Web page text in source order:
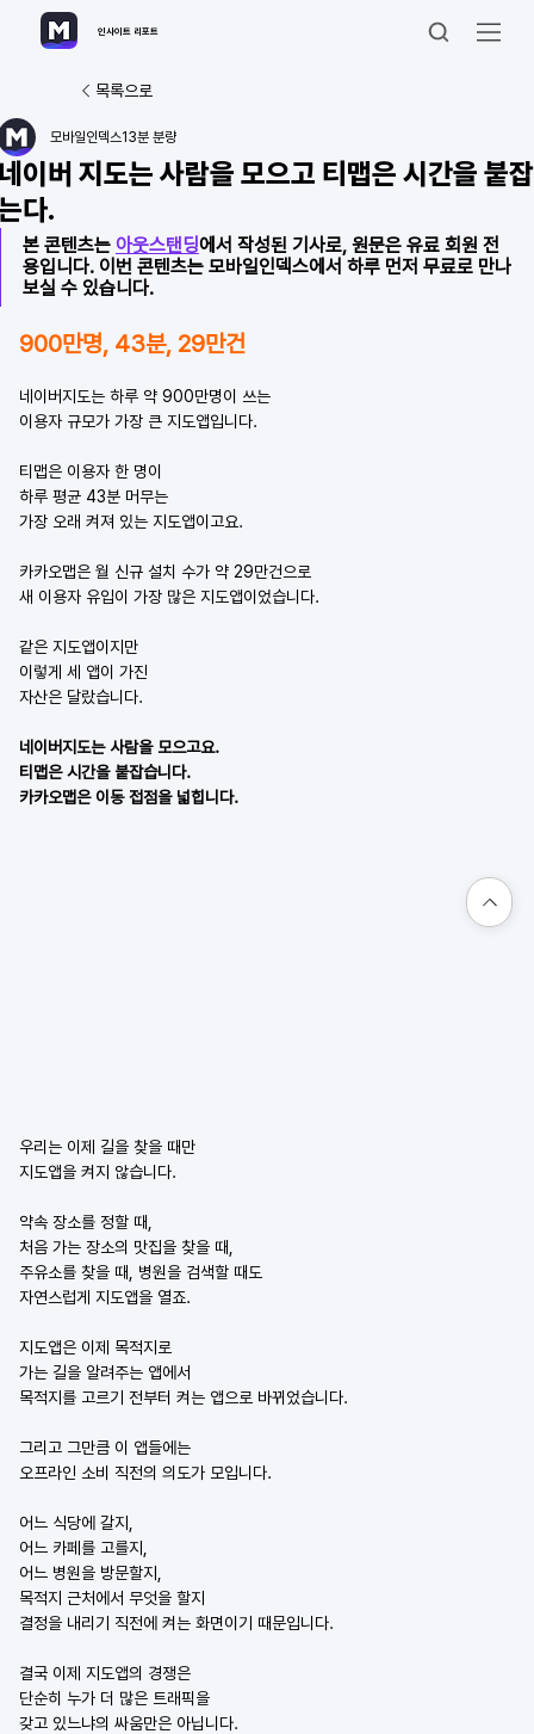
인사이트 리포트
목록으로
이버 지도는 사람을 모으고 티맵은 시간을 붙잡
다.
모바일인덱스13분 분량
본 콘텐츠는 아웃스탠딩에서 작성된 기사로, 원문은 유료 회원 전
용입니다. 이번 콘텐츠는 모바일인덱스에서 하루 먼저 무료로 만나
보실 수 있습니다.
900만명, 43분, 29만건
네이버지도는 하루 약 900만명이 쓰는
이용자 규모가 가장 큰 지도앱입니다.
티맵은 이용자 한 명이
하루 평균 43분 머무는
가장 오래 켜져 있는 지도앱이고요.
카카오맵은 월 신규 설치 수가 약 29만건으로
새 이용자 유입이 가장 많은 지도앱이었습니다.
같은 지도앱이지만
이렇게 세 앱이 가진
자산은 달랐습니다.
네이버지도는 사람을 모으고요.
티맵은 시간을 붙잡습니다.
카카오맵은 이동 접점을 넓힙니다.
우리는 이제 길을 찾을 때만
지도앱을 켜지 않습니다.
약속 장소를 정할 때,
처음 가는 장소의 맛집을 찾을 때,
주유소를 찾을 때, 병원을 검색할 때도
자연스럽게 지도앱을 열죠.
지도앱은 이제 목적지로
가는 길을 알려주는 앱에서
목적지를 고르기 전부터 켜는 앱으로 바뀌었습니다.
그리고 그만큼 이 앱들에는
오프라인 소비 직전의 의도가 모입니다.
어느 식당에 갈지,
어느 카페를 고를지,
어느 병원을 방문할지,
목적지 근처에서 무엇을 할지
결정을 내리기 직전에 켜는 화면이기 때문입니다.
결국 이제 지도앱의 경쟁은
단순히 누가 더 많은 트래픽을
갖고 있느냐의 싸움만은 아닙니다.